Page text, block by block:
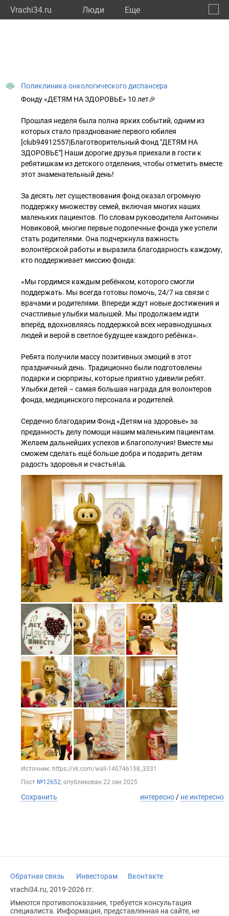
Vrachi34.ru Люди Eще
Поликлиника онкологического диспансера
Фонду «ДЕТЯМ НА ЗДОРОВЬЕ» 10 лет🎉
Прошлая неделя была полна ярких событий, одним из
которых стало празднование первого юбилея
[club94912557|Благотворительный Фонд "ДЕТЯМ НА
ЗДОРОВЬЕ"] Наши дорогие друзья приехали в гости к
ребятишкам из детского отделения, чтобы отметить вместе
этот знаменательный день!
За десять лет существования фонд оказал огромную
поддержку множеству семей, включая многих наших
маленьких пациентов. По словам руководителя Антонины
Новиковой, многие первые подопечные фонда уже успели
стать родителями. Она подчеркнула важность
волонтёрской работы и выразила благодарность каждому,
кто поддерживает миссию фонда:
«Мы гордимся каждым ребёнком, которого смогли
поддержать. Мы всегда готовы помочь, 24/7 на связи с
врачами и родителями. Впереди ждут новые достижения и
счастливые улыбки малышей. Мы продолжаем идти
вперёд, вдохновляясь поддержкой всех неравнодушных
людей и верой в светлое будущее каждого ребёнка».
Ребята получили массу позитивных эмоций в этот
праздничный день. Традиционно были подготовлены
подарки и сюрпризы, которые приятно удивили ребят.
Улыбки детей – самая большая награда для волонтеров
фонда, медицинского персонала и родителей.
Сердечно благодарим Фонд «Детям на здоровье» за
преданность делу помощи нашим маленьким пациентам.
Желаем дальнейших успехов и благополучия! Вместе мы
сможем сделать ещё больше добра и подарить детям
радость здоровья и счастья!🙏
Источник: https://vk.com/wall-140746158_3331
Пост №12652, опубликован 22 сен 2025
Сохранить интересно / не интересно
Обратная связь Инвесторам
Вконтакте
vrachi34.ru, 2019-2026 гг.
Имеются противопоказания, требуется консультация
специалиста. Информация, представленная на сайте, не